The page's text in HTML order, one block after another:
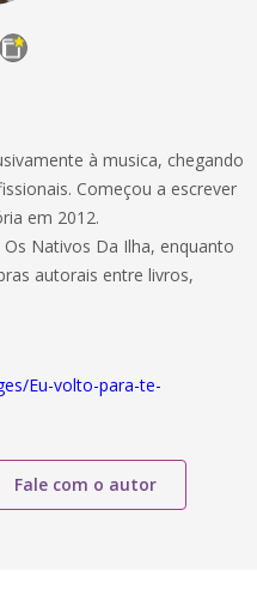
à musica, chegando
Começou a escrever
em 2012.
Nativos Da Ilha, enquanto
autorais entre livros,
Eu-volto-para-te-
Fale com o autor